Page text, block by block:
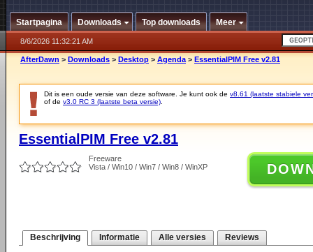
Startpagina Downloads Top downloads Meer
8/6/2026 11:32:21 AM
AfterDawn > Downloads > Desktop > Agenda > EssentialPIM Free v2.81
Dit is een oude versie van deze software. Je kunt ook de v8.61 (laatste stabiele
of de v3.0 RC 3 (laatste beta versie)
EssentialPIM Free v2.81
Freeware
Vista / Win10 / Win7 / Win8 / WinXP
Beschrijving Informatie Alle versies Reviews